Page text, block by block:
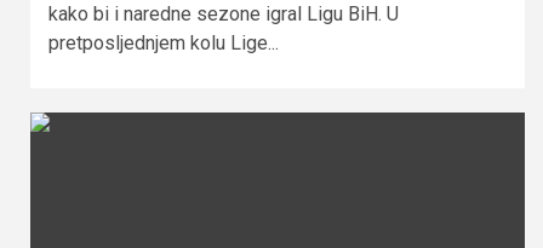
kako bi i naredne sezone igral Ligu BiH. U
pretposljednjem kolu Lige...